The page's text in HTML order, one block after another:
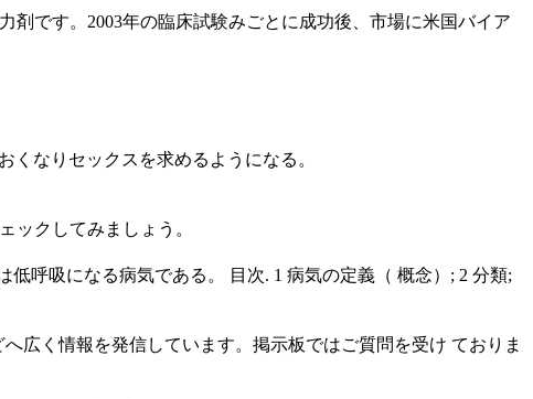
です。2003年の臨床試験みごとに成功後、市場に米国バイア
くなりセックスを求めるようになる。
ックしてみましょう。
低呼吸になる病気である。 目次. 1 病気の定義（ 概念）; 2 分類;
広く情報を発信しています。掲示板ではご質問を受け ておりま